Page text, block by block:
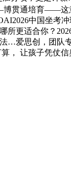
贯通培育——
中国坐考
更适合你？
爱思创，团队
， 让孩子凭仗信